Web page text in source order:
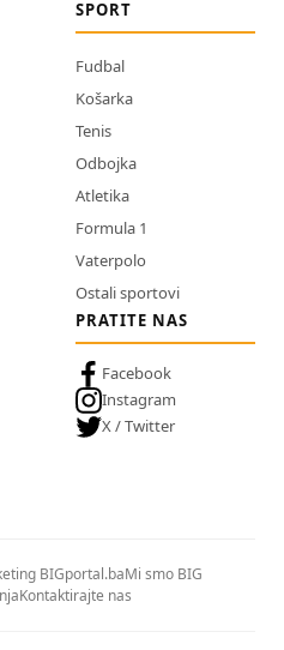
SPORT
Fudbal
Košarka
Tenis
Odbojka
Atletika
Formula 1
Vaterpolo
Ostali sportovi
PRATITE NAS
Facebook
Instagram
X / Twitter
BIGportal.baMi smo BIG
Kontaktirajte nas